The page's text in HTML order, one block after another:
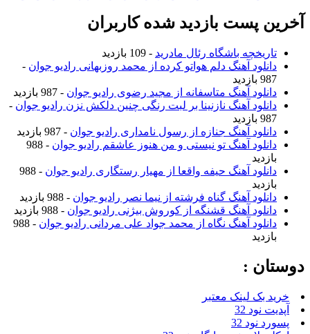
آخرین پست بازدید شده کاربران
تاریخچه باشگاه رئال مادرید - 109 بازدید
دانلود آهنگ دلم هواتو کرده از محمد روزبهانی رادیو جوان -
987 بازدید
دانلود آهنگ متاسفانه از مجید رضوی رادیو جوان - 987 بازدید
دانلود آهنگ نازنینا بر لبت رنگی چنین دلکش نزن رادیو جوان -
987 بازدید
دانلود آهنگ جنازه از رسول نامداری رادیو جوان - 987 بازدید
دانلود آهنگ تو نیستی و من هنوز عاشقم رادیو جوان
- 988
بازدید
دانلود آهنگ حیفه واقعا از مهیار رستگاری رادیو جوان
- 988
بازدید
دانلود آهنگ گناه فرشته از نیما نصر رادیو جوان - 988 بازدید
دانلود آهنگ قشنگه از کوروش بیژنی رادیو جوان - 988 بازدید
دانلود آهنگ نگاه از محمد جواد علی مردانی رادیو جوان
- 988
بازدید
دوستان :
خرید بک لینک معتبر
آپدیت نود 32
پسورد نود 32